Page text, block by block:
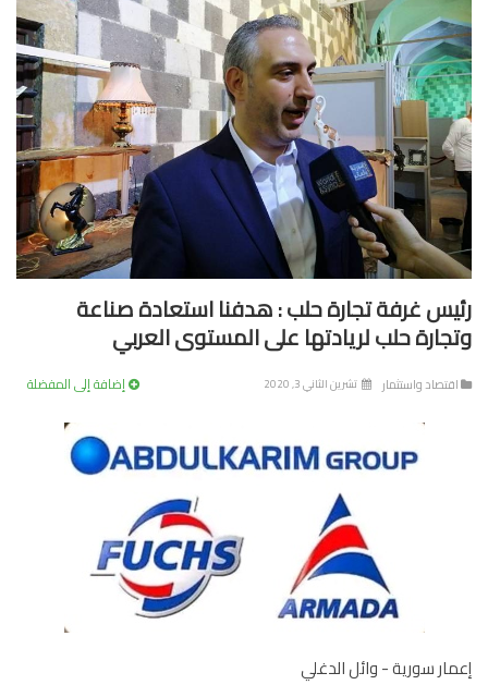
غرفة تجارة حلب : هدفنا استعادة صناعة
حلب لريادتها على المستوى العربي
واستثمار تشرين الثاني 3, 2020 إضافة إلى المفضلة
سورية - وائل الدغلي